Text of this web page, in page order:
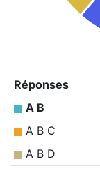
Réponses
A B
A B C
A B D